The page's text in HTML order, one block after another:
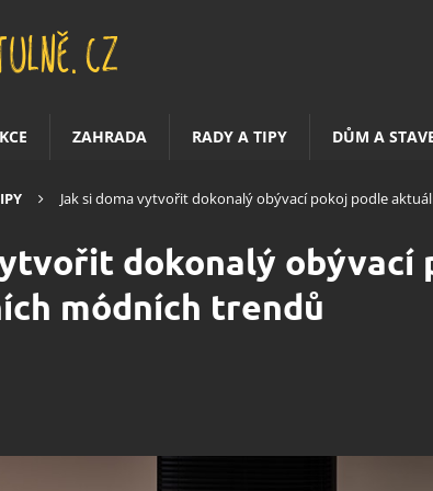
ZAHRADA RADY A TIPY DŮM A
Jak si doma vytvořit dokonalý obývací pokoj podle
dokonalý obývací
módních trendů